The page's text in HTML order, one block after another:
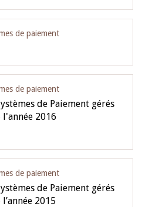
de paiement
de paiement
de Paiement gérés
2016
de paiement
de Paiement gérés
2015